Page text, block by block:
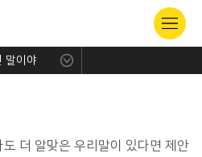
말이야
더 알맞은 우리말이 있다면 제안